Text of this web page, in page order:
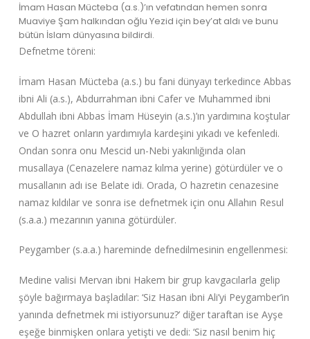
İmam Hasan Mücteba (a.s.)’ın vefatından hemen sonra
Muaviye Şam halkından oğlu Yezid için bey’at aldı ve bunu
bütün İslam dünyasına bildirdi.
Defnetme töreni:
İmam Hasan Mücteba (a.s.) bu fani dünyayı terkedince Abbas
ibni Ali (a.s.), Abdurrahman ibni Cafer ve Muhammed ibni
Abdullah ibni Abbas İmam Hüseyin (a.s.)’ın yardımına koştular
ve O hazret onların yardımıyla kardeşini yıkadı ve kefenledi.
Ondan sonra onu Mescid un-Nebi yakınlığında olan
musallaya (Cenazelere namaz kılma yerine) götürdüler ve o
musallanın adı ise Belate idi. Orada, O hazretin cenazesine
namaz kıldılar ve sonra ise defnetmek için onu Allahın Resul
(s.a.a.) mezarının yanına götürdüler.
Peygamber (s.a.a.) hareminde defnedilmesinin engellenmesi:
Medine valisi Mervan ibni Hakem bir grup kavgacılarla gelip
şöyle bağırmaya başladılar: ‘Siz Hasan ibni Ali’yi Peygamber’in
yanında defnetmek mi istiyorsunuz?’ diğer taraftan ise Ayşe
eşeğe binmişken onlara yetişti ve dedi: ‘Siz nasıl benim hiç